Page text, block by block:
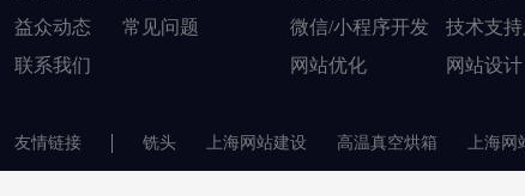
益众动态
常见问题
联系我们
微信/小程序开发
技术支
网站优化
网站设计
友情链接 铣头 上海网站建设 高温真空烘箱 上海网